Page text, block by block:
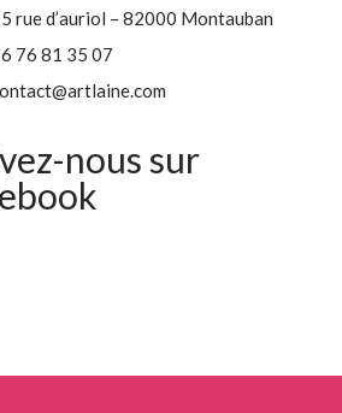
rue d’auriol – 82000 Montauban
76 81 35 07
nous sur